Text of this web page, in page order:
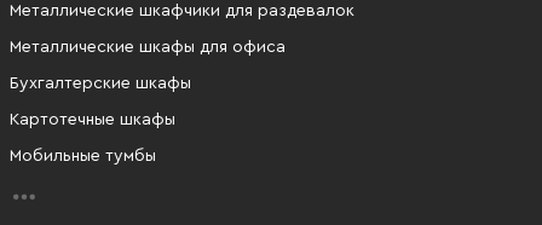
Металлические шкафчики для раздевалок
Металлические шкафы для офиса
Бухгалтерские шкафы
Картотечные шкафы
Мобильные тумбы